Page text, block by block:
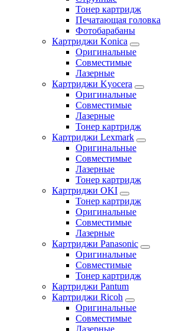
Тонер картридж
Печатающая головка
Фотобарабаны
Картриджи Konica
Оригинальные
Совместимые
Лазерные
Картриджи Kyocera
Оригинальные
Совместимые
Лазерные
Тонер картридж
Картриджи Lexmark
Оригинальные
Совместимые
Лазерные
Тонер картридж
Картриджи OKI
Тонер картридж
Оригинальные
Совместимые
Лазерные
Картриджи Panasonic
Оригинальные
Совместимые
Тонер картридж
Картриджи Pantum
Картриджи Ricoh
Оригинальные
Совместимые
Лазерные